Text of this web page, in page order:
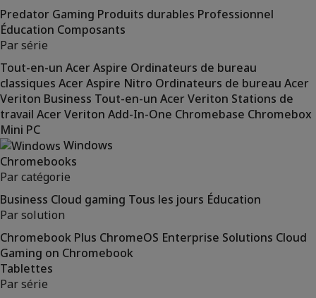
Predator Gaming Produits durables Professionnel
Éducation Composants
Par série
Tout-en-un Acer Aspire Ordinateurs de bureau
classiques Acer Aspire Nitro Ordinateurs de bureau Acer
Veriton Business Tout-en-un Acer Veriton Stations de
travail Acer Veriton Add-In-One Chromebase Chromebox
Mini PC
Windows
Chromebooks
Par catégorie
Business Cloud gaming Tous les jours Éducation
Par solution
Chromebook Plus ChromeOS Enterprise Solutions Cloud
Gaming on Chromebook
Tablettes
Par série